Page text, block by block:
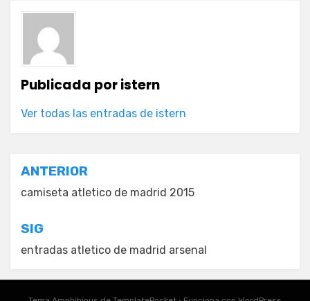
Publicada poristern
Ver todas las entradas de istern
Navegación
de
entradas
ANTERIOR
camiseta atletico de madrid 2015
SIG
entradas atletico de madrid arsenal